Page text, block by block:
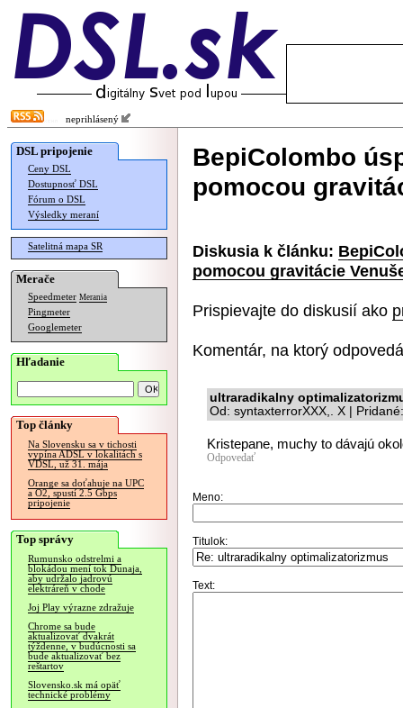
neprihlásený
DSL pripojenie
Ceny DSL
Dostupnosť DSL
Fórum o DSL
Výsledky meraní
Satelitná mapa SR
Merače
Speedmeter Merania
Pingmeter
Googlemeter
Hľadanie
Top články
Na Slovensku sa v tichosti
vypína ADSL v lokalitách s
VDSL, už 31. mája
Orange sa doťahuje na UPC
a O2, spustí 2.5 Gbps
pripojenie
Top správy
Rumunsko odstrelmi a
blokádou mení tok Dunaja,
aby udržalo jadrovú
elektráreň v chode
Joj Play výrazne zdražuje
Chrome sa bude
aktualizovať dvakrát
týždenne, v budúcnosti sa
bude aktualizovať bez
reštartov
Slovensko.sk má opäť
technické problémy
BepiColombo
pomocou
Diskusia k článku:
pomocou gravitácie
Prispievajte do diskusií ako
Komentár, na ktorý
ultraradikalny
Od: syntaxterrorXXX,. X |
Kristepane, muchy to dávajú
Odpovedať
Meno:
Titulok:
Text: